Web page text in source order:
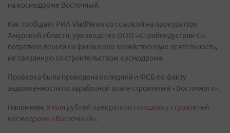
на космодроме Восточный.
Как сообщает РИА VladNews со ссылкой на прокуратуру
Амурской области, руководство ООО «Стройиндустрия-С»
потратила деньги на финансово-хозяйственную деятельность,
не связанную со строительством космодрома.
Проверка была проведена полицией и ФСБ по факту
задолженности по заработной плате строителей «Восточного».
Напомним, 9 млн рублей прекратили голодовку строителей
космодрома «Восточный».